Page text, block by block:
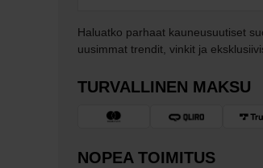
Haluatko parhaat kauneusuutiset
uusimmat trendit, vinkit ja
TURVALLINEN MAKSU
NOPEA TOIMITUS